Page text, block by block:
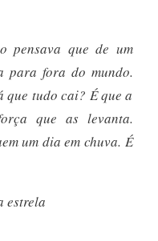
pensava que de um
para fora do mundo.
que tudo cai? É que a
que as levanta.
um dia em chuva. É
estrela